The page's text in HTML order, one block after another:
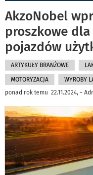
AkzoNobel
proszkowe
pojazdów
ARTYKUŁY BRANŻOWE
MOTORYZACJA
WYROBY
ponad rok temu 22.11.2024, ~